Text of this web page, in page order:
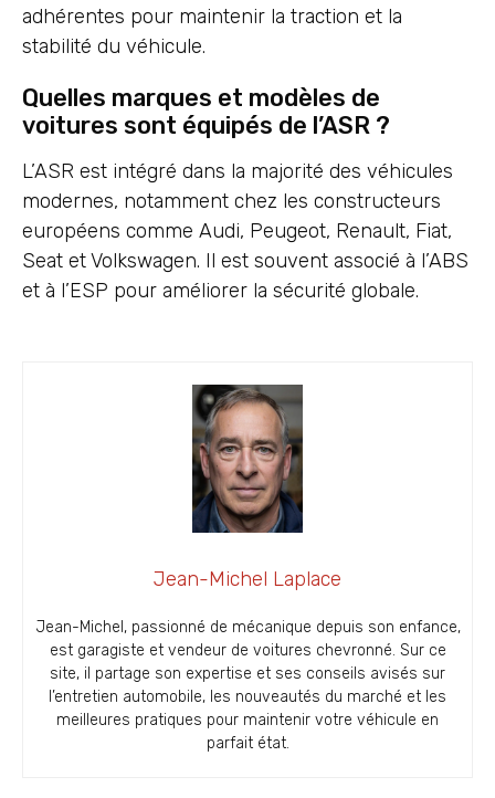
adhérentes pour maintenir la traction et la
stabilité du véhicule.
Quelles marques et modèles de
voitures sont équipés de l’ASR ?
L’ASR est intégré dans la majorité des véhicules
modernes, notamment chez les constructeurs
européens comme Audi, Peugeot, Renault, Fiat,
Seat et Volkswagen. Il est souvent associé à l’ABS
et à l’ESP pour améliorer la sécurité globale.
Jean-Michel Laplace
Jean-Michel, passionné de mécanique depuis son enfance,
est garagiste et vendeur de voitures chevronné. Sur ce
site, il partage son expertise et ses conseils avisés sur
l’entretien automobile, les nouveautés du marché et les
meilleures pratiques pour maintenir votre véhicule en
parfait état.